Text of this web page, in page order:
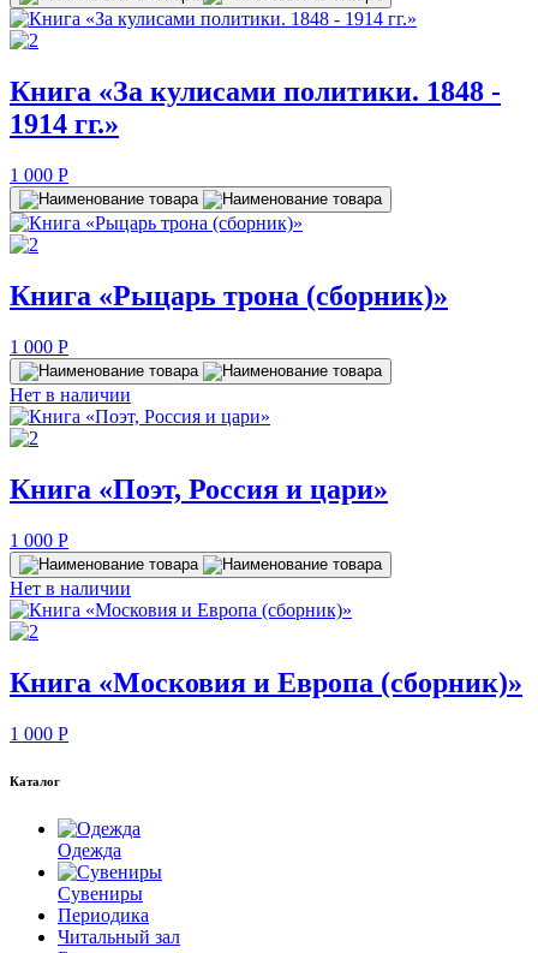
Книга «За кулисами политики. 1848 -
1914 гг.»
1 000 P
Книга «Рыцарь трона (сборник)»
1 000 P
Нет в наличии
Книга «Поэт, Россия и цари»
1 000 P
Нет в наличии
Книга «Московия и Европа (сборник)»
1 000 P
Каталог
Одежда
Сувениры
Периодика
Читальный зал